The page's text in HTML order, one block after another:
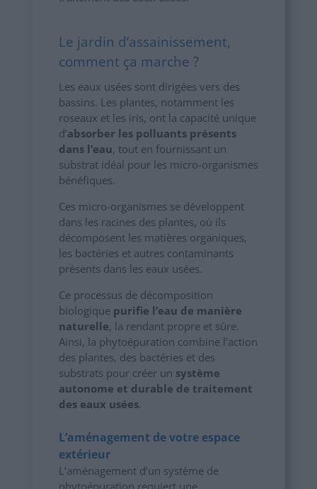
Le jardin d’assainissement,
comment ça marche ?
Les eaux usées sont dirigées vers des
bassins. Les plantes, notamment les
roseaux et les iris, ont la capacité unique
d’absorber les polluants présents
dans l’eau, tout en fournissant un
substrat idéal pour les micro-organismes
bénéfiques.
Ces micro-organismes se développent
dans les racines des plantes, où ils
décomposent les matières organiques,
les bactéries et autres contaminants
présents dans les eaux usées.
Ce processus de décomposition
biologique purifie l’eau de manière
naturelle, la rendant propre et sûre.
Ainsi, la phytoépuration combine l’action
des plantes, des bactéries et des
substrats pour créer un système
autonome et durable de traitement
des eaux usées.
L’aménagement de votre espace
extérieur
L’aménagement d’un système de
phytoépuration requiert une